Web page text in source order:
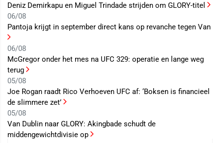
Deniz Demirkapu en Miguel Trindade strijden om GLORY-titel
06/08
Pantoja krijgt in september direct kans op revanche tegen Van
06/08
McGregor onder het mes na UFC 329: operatie en lange weg
terug
05/08
Joe Rogan raadt Rico Verhoeven UFC af: ‘Boksen is financieel
de slimmere zet’
05/08
Van Dublin naar GLORY: Akingbade schudt de
middengewichtdivisie op